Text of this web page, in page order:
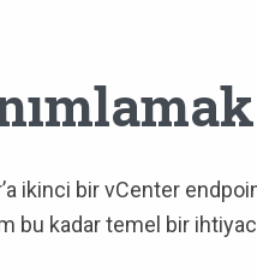
ikinci bir vCenter
bu kadar temel bir